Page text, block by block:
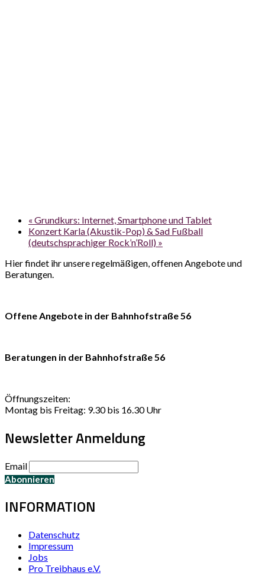
« Grundkurs: Internet, Smartphone und Tablet
Konzert Karla (Akustik-Pop) & Sad Fußball
(deutschsprachiger Rock’n’Roll) »
Hier findet ihr unsere regelmäßigen, offenen Angebote und
Beratungen.
Offene Angebote in der Bahnhofstraße 56
Beratungen in der Bahnhofstraße 56
Öffnungszeiten:
Montag bis Freitag: 9.30 bis 16.30 Uhr
Newsletter Anmeldung
Email
INFORMATION
Datenschutz
Impressum
Jobs
Pro Treibhaus e.V.